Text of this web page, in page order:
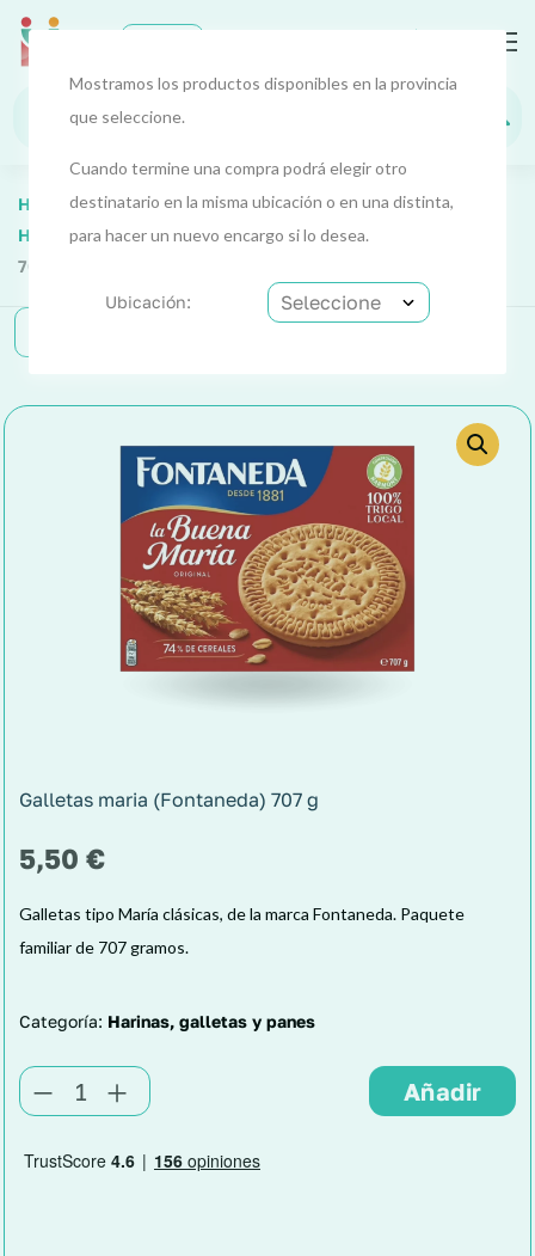
Mostramos los productos disponibles en la provincia
que seleccione.
Cuando termine una compra podrá elegir otro
destinatario en la misma ubicación o en una distinta,
para hacer un nuevo encargo si lo desea.
Ubicación:
Home Alimentos Y Bebidas
Alimentos 1
Harinas, Galletas Y Panes
Galletas Maria (Fontaneda)
707 G
Galletas maria (Fontaneda) 707 g
5,50 €
Galletas tipo María clásicas, de la marca Fontaneda. Paquete
familiar de 707 gramos.
Categoría: Harinas, galletas y panes